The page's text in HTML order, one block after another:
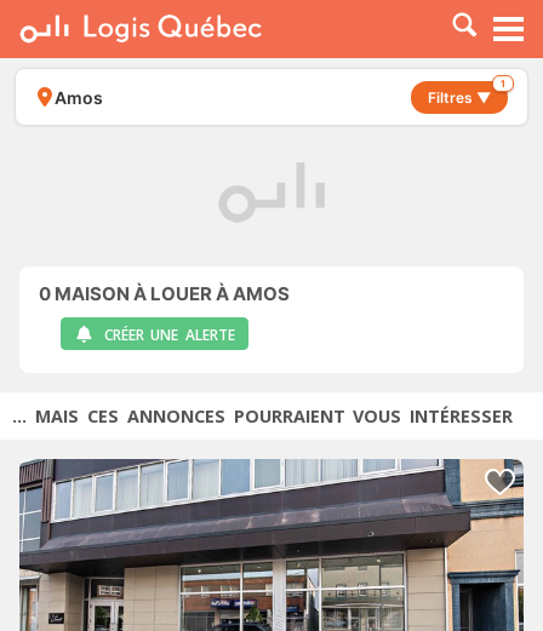
À LOUER
À VENDRE
PLACER UNE ANNONCE
Amos Filtres ▼
1
0 MAISON À LOUER À AMOS
CRÉER UNE ALERTE
... MAIS CES ANNONCES POURRAIENT VOUS INTÉRESSER